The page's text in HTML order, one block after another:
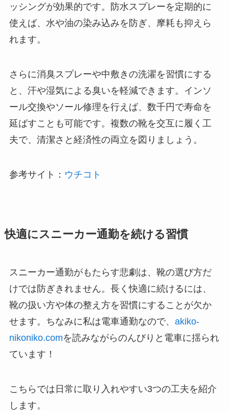
ッシングが効果的です。防水スプレーを定期的に
使えば、水や油の染み込みを防ぎ、摩耗も抑えら
れます。
さらに消臭スプレーや中敷きの洗濯を習慣にする
と、汗や湿気による臭いを軽減できます。インソ
ール交換やソール修理を行えば、数千円で寿命を
延ばすことも可能です。複数の靴を交互に履く工
夫で、清潔さと経済性の両立を図りましょう。
参考サイト： ウチコト
快適にスニーカー通勤を続ける習慣
スニーカー通勤がもたらす悲劇は、靴の選び方だ
けでは防ぎきれません。長く快適に続けるには、
靴の扱い方や体の整え方を習慣にすることが欠か
せます。ちなみに私は電車通勤なので、 akiko-
nikoniko.comを読みながらのんびりと電車に揺られ
ています！
こちらでは日常に取り入れやすい3つの工夫を紹介
します。